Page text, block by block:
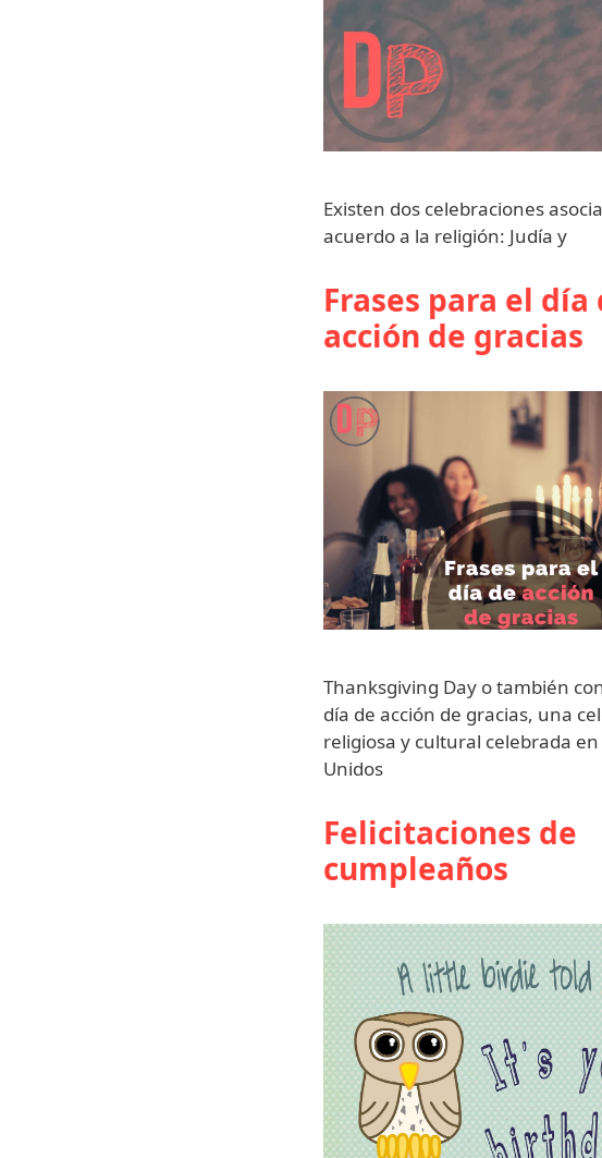
Existen dos celebraciones
acuerdo a la religión: Judía y
Frases para el día
acción de gracias
Thanksgiving Day o también
día de acción de gracias, una
religiosa y cultural celebrada en
Unidos
Felicitaciones de
cumpleaños